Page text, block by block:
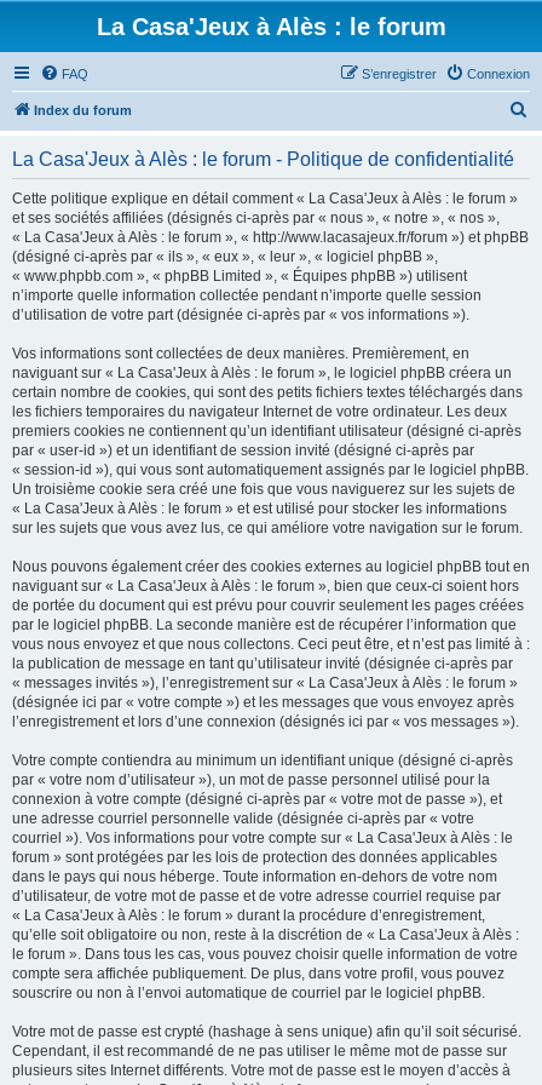
La Casa'Jeux à Alès : le forum
FAQ Connexion
S’enregistrer
Index du forum
La Casa'Jeux à Alès : le forum - Politique de confidentialité
Cette politique explique en détail comment « La Casa'Jeux à Alès : le forum »
et ses sociétés affiliées (désignés ci-après par « nous », « notre », « nos »,
« La Casa'Jeux à Alès : le forum », « http://www.lacasajeux.fr/forum ») et phpBB
(désigné ci-après par « ils », « eux », « leur », « logiciel phpBB »,
« www.phpbb.com », « phpBB Limited », « Équipes phpBB ») utilisent
n’importe quelle information collectée pendant n’importe quelle session
d’utilisation de votre part (désignée ci-après par « vos informations »).
Vos informations sont collectées de deux manières. Premièrement, en
naviguant sur « La Casa'Jeux à Alès : le forum », le logiciel phpBB créera un
certain nombre de cookies, qui sont des petits fichiers textes téléchargés dans
les fichiers temporaires du navigateur Internet de votre ordinateur. Les deux
premiers cookies ne contiennent qu’un identifiant utilisateur (désigné ci-après
par « user-id ») et un identifiant de session invité (désigné ci-après par
« session-id »), qui vous sont automatiquement assignés par le logiciel phpBB.
Un troisième cookie sera créé une fois que vous naviguerez sur les sujets de
« La Casa'Jeux à Alès : le forum » et est utilisé pour stocker les informations
sur les sujets que vous avez lus, ce qui améliore votre navigation sur le forum.
Nous pouvons également créer des cookies externes au logiciel phpBB tout en
naviguant sur « La Casa'Jeux à Alès : le forum », bien que ceux-ci soient hors
de portée du document qui est prévu pour couvrir seulement les pages créées
par le logiciel phpBB. La seconde manière est de récupérer l’information que
vous nous envoyez et que nous collectons. Ceci peut être, et n’est pas limité à :
la publication de message en tant qu’utilisateur invité (désignée ci-après par
« messages invités »), l’enregistrement sur « La Casa'Jeux à Alès : le forum »
(désignée ici par « votre compte ») et les messages que vous envoyez après
l’enregistrement et lors d’une connexion (désignés ici par « vos messages »).
Votre compte contiendra au minimum un identifiant unique (désigné ci-après
par « votre nom d’utilisateur »), un mot de passe personnel utilisé pour la
connexion à votre compte (désigné ci-après par « votre mot de passe »), et
une adresse courriel personnelle valide (désignée ci-après par « votre
courriel »). Vos informations pour votre compte sur « La Casa'Jeux à Alès : le
forum » sont protégées par les lois de protection des données applicables
dans le pays qui nous héberge. Toute information en-dehors de votre nom
d’utilisateur, de votre mot de passe et de votre adresse courriel requise par
« La Casa'Jeux à Alès : le forum » durant la procédure d’enregistrement,
qu’elle soit obligatoire ou non, reste à la discrétion de « La Casa'Jeux à Alès :
le forum ». Dans tous les cas, vous pouvez choisir quelle information de votre
compte sera affichée publiquement. De plus, dans votre profil, vous pouvez
souscrire ou non à l’envoi automatique de courriel par le logiciel phpBB.
Votre mot de passe est crypté (hashage à sens unique) afin qu’il soit sécurisé.
Cependant, il est recommandé de ne pas utiliser le même mot de passe sur
plusieurs sites Internet différents. Votre mot de passe est le moyen d’accès à